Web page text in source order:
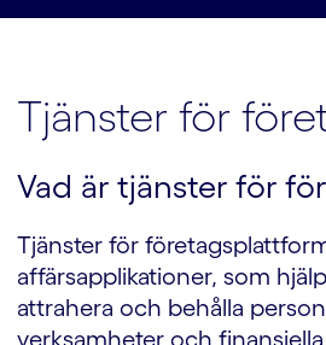
Tjänster för
Vad är tjänster för
Tjänster för
affärsapplikationer, som
attrahera och behålla
verksamheter och